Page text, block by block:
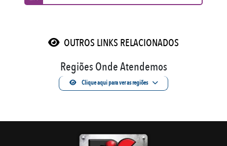
OUTROS LINKS RELACIONADOS
Regiões Onde Atendemos
Clique aqui para ver as regiões